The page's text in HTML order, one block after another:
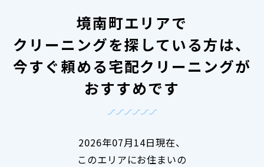
境南町エリアで
クリーニングを探している方は、
今すぐ頼める宅配クリーニングが
おすすめです
2026年07月14日現在、
このエリアにお住まいの